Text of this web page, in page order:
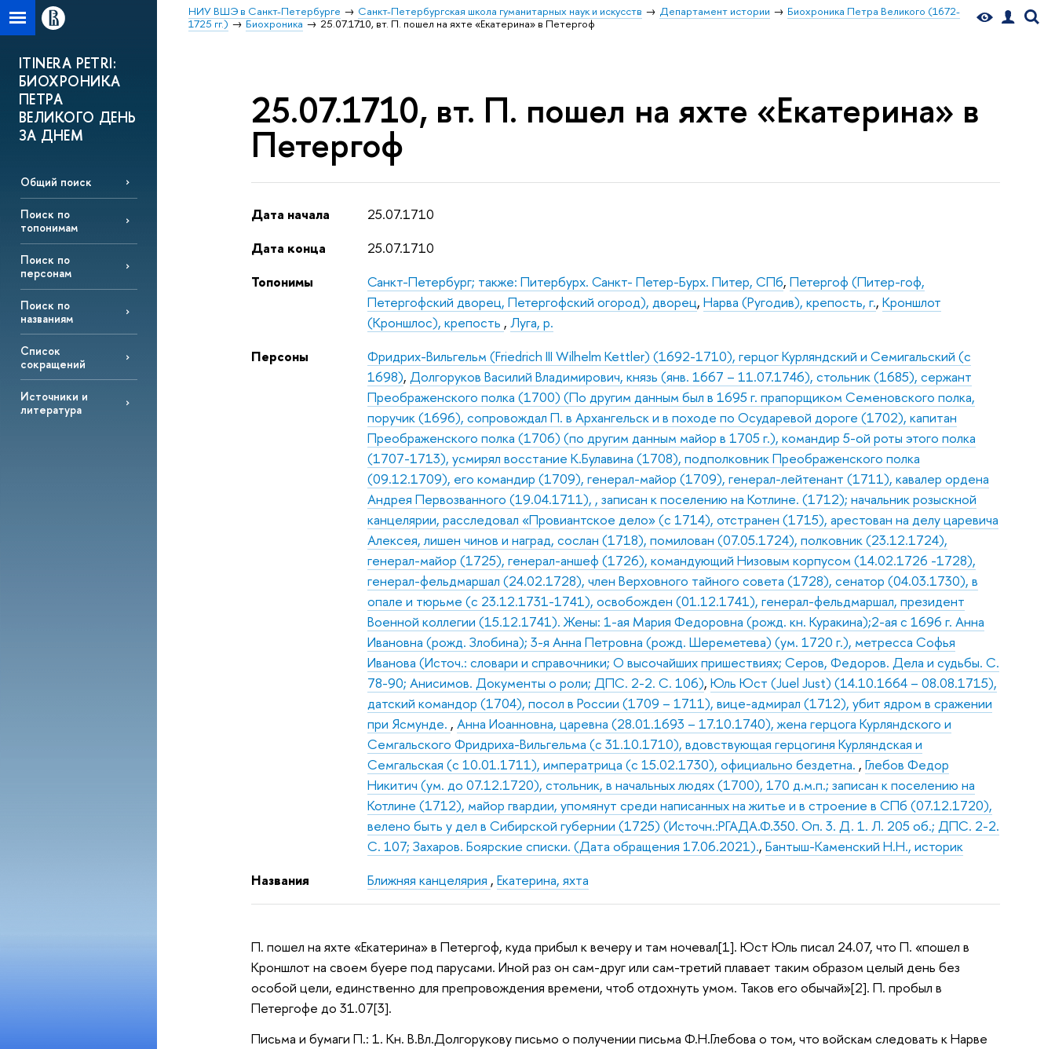
НИУ ВШЭ в Санкт-Петербурге Санкт-Петербургская школа гуманитарных наук и искусств Департамент истории
Биохроника Петра Великого (1672-
1725 гг.)
Биохроника 25.07.1710, вт. П. пошел на яхте «Екатерина» в Петергоф
ITINERA PETRI:
БИОХРОНИКА
ПЕТРА
ВЕЛИКОГО ДЕНЬ
ЗА ДНЕМ
Общий поиск
Поиск по
топонимам
Поиск по
персонам
Поиск по
названиям
Список
сокращений
Источники и
литература
25.07.1710, вт. П. пошел на яхте «Екатерина» в
Петергоф
Дата начала
25.07.1710
Дата конца
25.07.1710
Топонимы
Санкт-Петербург; также: Питербурх. Санкт- Петер-Бурх. Питер, СПб,Петергоф (Питер-гоф,
Петергофский дворец, Петергофский огород), дворец,Нарва (Ругодив), крепость, г.,Кроншлот
(Кроншлос), крепость ,Луга, р.
Персоны
Фридрих-Вильгельм (Friedrich III Wilhelm Kettler) (1692-1710), герцог Курляндский и Семигальский (с
1698),Долгоруков Василий Владимирович, князь (янв. 1667 – 11.07.1746), стольник (1685), сержант
Преображенского полка (1700) (По другим данным был в 1695 г. прапорщиком Семеновского полка,
поручик (1696), сопровождал П. в Архангельск и в походе по Осударевой дороге (1702), капитан
Преображенского полка (1706) (по другим данным майор в 1705 г.), командир 5-ой роты этого полка
(1707-1713), усмирял восстание К.Булавина (1708), подполковник Преображенского полка
(09.12.1709), его командир (1709), генерал-майор (1709), генерал-лейтенант (1711), кавалер ордена
Андрея Первозванного (19.04.1711), , записан к поселению на Котлине. (1712); начальник розыскной
канцелярии, расследовал «Провиантское дело» (с 1714), отстранен (1715), арестован на делу царевича
Алексея, лишен чинов и наград, сослан (1718), помилован (07.05.1724), полковник (23.12.1724),
генерал-майор (1725), генерал-аншеф (1726), командующий Низовым корпусом (14.02.1726 -1728),
генерал-фельдмаршал (24.02.1728), член Верховного тайного совета (1728), сенатор (04.03.1730), в
опале и тюрьме (с 23.12.1731-1741), освобожден (01.12.1741), генерал-фельдмаршал, президент
Военной коллегии (15.12.1741). Жены: 1-ая Мария Федоровна (рожд. кн. Куракина);2-ая с 1696 г. Анна
Ивановна (рожд. Злобина); 3-я Анна Петровна (рожд. Шереметева) (ум. 1720 г.), метресса Софья
Иванова (Источ.: словари и справочники; О высочайших пришествиях; Серов, Федоров. Дела и судьбы. С.
78-90; Анисимов. Документы о роли; ДПС. 2-2. С. 106),Юль Юст (Juel Just) (14.10.1664 – 08.08.1715),
датский командор (1704), посол в России (1709 – 1711), вице-адмирал (1712), убит ядром в сражении
при Ясмунде. ,Анна Иоанновна, царевна (28.01.1693 – 17.10.1740), жена герцога Курляндского и
Семгальского Фридриха-Вильгельма (с 31.10.1710), вдовствующая герцогиня Курляндская и
Семгальская (с 10.01.1711), императрица (с 15.02.1730), официально бездетна. ,Глебов Федор
Никитич (ум. до 07.12.1720), стольник, в начальных людях (1700), 170 д.м.п.; записан к поселению на
Котлине (1712), майор гвардии, упомянут среди написанных на житье и в строение в СПб (07.12.1720),
велено быть у дел в Сибирской губернии (1725) (Источн.:РГАДА.Ф.350. Оп. 3. Д. 1. Л. 205 об.; ДПС. 2-2.
С. 107; Захаров. Боярские списки. (Дата обращения 17.06.2021).,Бантыш-Каменский Н.Н., историк
Названия
Ближняя канцелярия ,Екатерина, яхта
П. пошел на яхте «Екатерина» в Петергоф, куда прибыл к вечеру и там ночевал[1]. Юст Юль писал 24.07, что П. «пошел в
Кроншлот на своем буере под парусами. Иной раз он сам-друг или сам-третий плавает таким образом целый день без
особой цели, единственно для препровождения времени, чтоб отдохнуть умом. Таков его обычай»[2]. П. пробыл в
Петергофе до 31.07[3].
Письма и бумаги П.: 1. Кн. В.Вл.Долгорукову письмо о получении письма Ф.Н.Глебова о том, что войскам следовать к Нарве